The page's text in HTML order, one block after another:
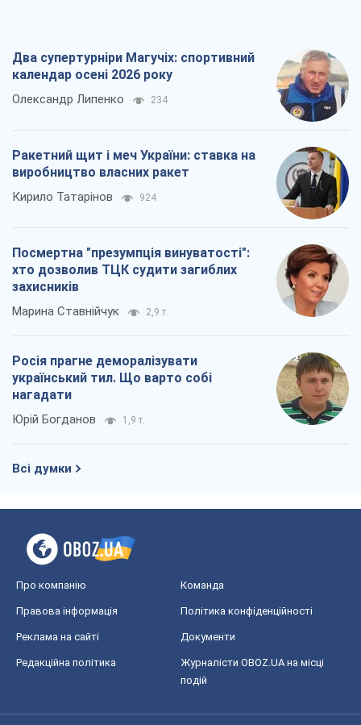
Два супертурніри Магучіх: спортивний
календар осені 2026 року
Олександр Липенко 234
Ракетний щит і меч України: ставка на
виробництво власних ракет
Кирило Татарінов 924
Посмертна "презумпція винуватості":
хто дозволив ТЦК судити загиблих
захисників
Марина Ставнійчук 2,9 т.
Росія прагне деморалізувати
український тил. Що варто собі
нагадати
Юрій Богданов 1,9 т.
Всі думки
Про компанію Команда
Правова інформація Політика конфіденційності
Реклама на сайті Документи
Редакційна політика
Журналісти OBOZ.UA на місці
подій